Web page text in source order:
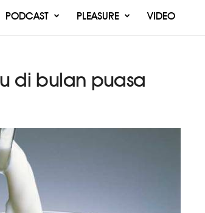
PODCAST PLEASURE VIDEO
di bulan puasa